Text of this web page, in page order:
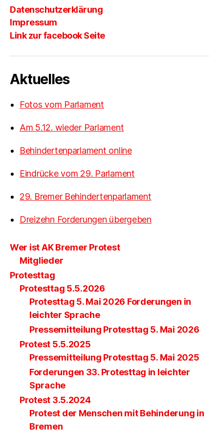
Datenschutzerklärung
Impressum
Link zur facebook Seite
Aktuelles
Fotos vom Parlament
Am 5.12. wieder Parlament
Behindertenparlament online
Eindrücke vom 29. Parlament
29. Bremer Behindertenparlament
Dreizehn Forderungen übergeben
Wer ist AK Bremer Protest
Mitglieder
Protesttag
Protesttag 5.5.2026
Protesttag 5. Mai 2026 Forderungen in
leichter Sprache
Pressemitteilung Protesttag 5. Mai 2026
Protest 5.5.2025
Pressemitteilung Protesttag 5. Mai 2025
Forderungen 33. Protesttag in leichter
Sprache
Protest 3.5.2024
Protest der Menschen mit Behinderung in
Bremen